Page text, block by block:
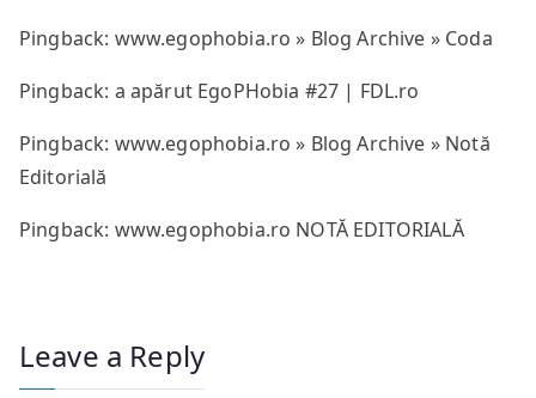
Pingback: www.egophobia.ro » Blog Archive » Coda
Pingback: a apărut EgoPHobia #27 | FDL.ro
Pingback: www.egophobia.ro » Blog Archive » Notă
Editorială
Pingback: www.egophobia.ro NOTĂ EDITORIALĂ
Leave a Reply